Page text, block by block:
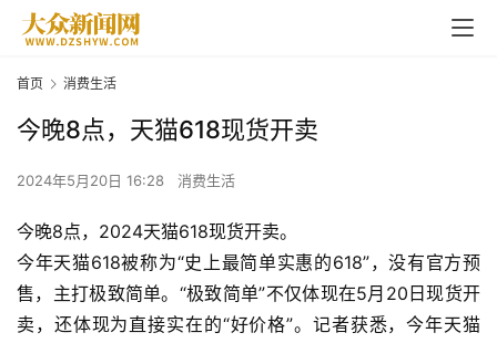
首页 消费生活
今晚8点，天猫618现货开卖
2024年5月20日 16:28 消费生活
今晚8点，2024天猫618现货开卖。
今年天猫618被称为“史上最简单实惠的618”，没有官方预
售，主打极致简单。“极致简单”不仅体现在5月20日现货开
卖，还体现为直接实在的“好价格”。记者获悉，今年天猫